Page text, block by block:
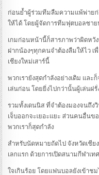
ก่อนย้ำผู้ร่วมทีมลืมความแพ้พ่าย
ให้ได้ โดยผู้จัดการทีมฟุตบอลชา
เกมก่อนหน้านี้ก็สารภาพว่าผิดหวั
ฝากน้องๆทุกคนจำต้องลืมให้ไว เ
เชียงใหม่เสาร์นี้
พวกเรายังสุดกำลังอย่างเดิม แล
เล่นก่อน โดยยิ่งไปกว่านั้นผู้เล่นฝ
รวมทั้งเดนนิส ที่จำต้องมองจนถึง
เจ็บออกจะเยอะแยะ ส่วนคนอื่นข
พวกเราก็สุดกำลัง
สำหรับนัดหมายถัดไป จังหวัดเชี
เลกแรก ด้วยการเปิดสนามกีฬาเ
ใจเกินร้อย โดยแฟนบอลยังเข้าช